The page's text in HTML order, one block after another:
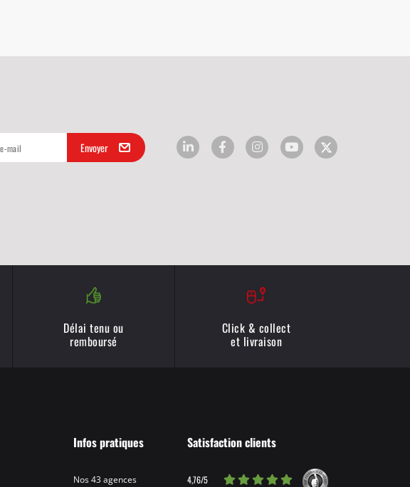
Délai tenu ou
remboursé
Click & collect
et livraison
Infos pratiques
Nos 43 agences
Satisfaction clients
4,76/5